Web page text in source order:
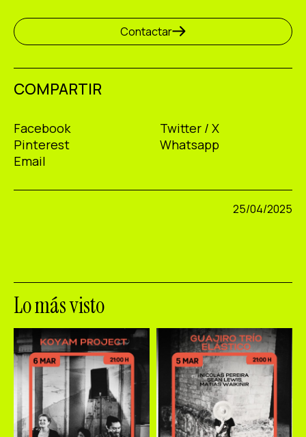
Contactar
COMPARTIR
Facebook
Twitter / X
Pinterest
Whatsapp
Email
25/04/2025
Lo más visto